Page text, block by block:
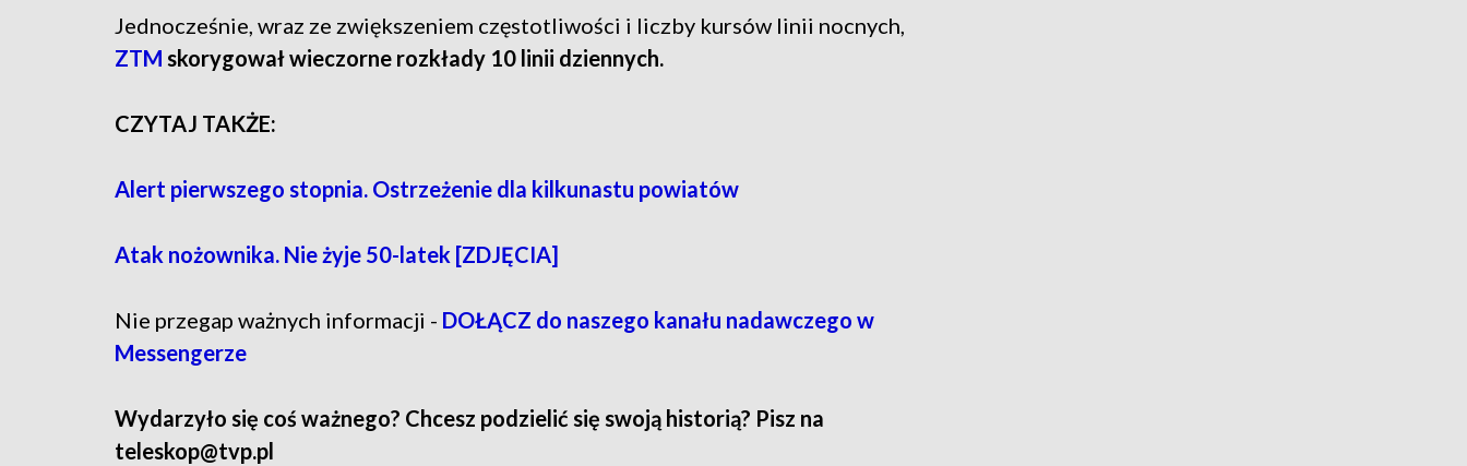
Jednocześnie, wraz ze zwiększeniem częstotliwości i liczby kursów linii nocnych,
ZTM skorygował wieczorne rozkłady 10 linii dziennych.
CZYTAJ TAKŻE:
Alert pierwszego stopnia. Ostrzeżenie dla kilkunastu powiatów
Atak nożownika. Nie żyje 50-latek [ZDJĘCIA]
Nie przegap ważnych informacji - DOŁĄCZ do naszego kanału nadawczego w
Messengerze
Wydarzyło się coś ważnego? Chcesz podzielić się swoją historią? Pisz na
teleskop@tvp.pl